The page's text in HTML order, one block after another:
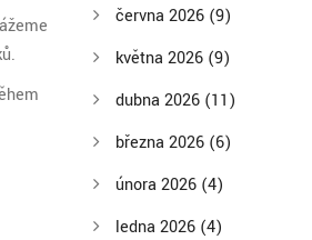
června 2026 (9)
května 2026 (9)
dubna 2026 (11)
března 2026 (6)
února 2026 (4)
ledna 2026 (4)